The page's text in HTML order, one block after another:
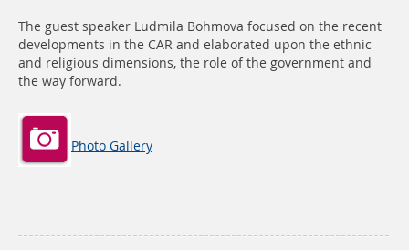
The guest speaker Ludmila Bohmova focused on the recent
developments in the CAR and elaborated upon the ethnic
and religious dimensions, the role of the government and
the way forward.
Photo Gallery